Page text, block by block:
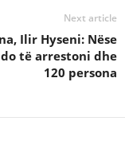
Next article
Ilir Hyseni: Nëse
të arrestoni dhe
120 persona